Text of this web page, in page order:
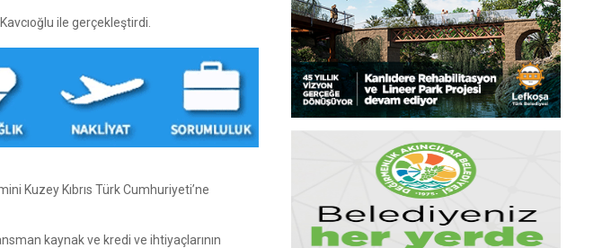
ile gerçekleştirdi.
Kuzey Kıbrıs Türk Cumhuriyeti’ne
kaynak ve kredi ve ihtiyaçlarının